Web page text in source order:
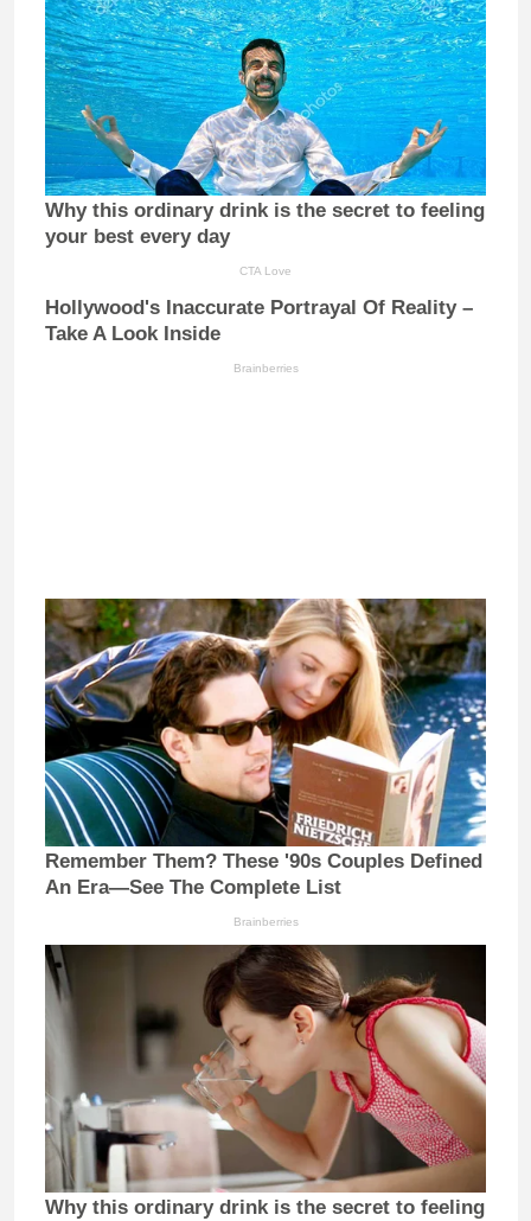
Why this ordinary drink is the secret to feeling
your best every day
CTA Love
Hollywood's Inaccurate Portrayal Of Reality –
Take A Look Inside
Brainberries
Remember Them? These '90s Couples Defined
An Era—See The Complete List
Brainberries
Why this ordinary drink is the secret to feeling